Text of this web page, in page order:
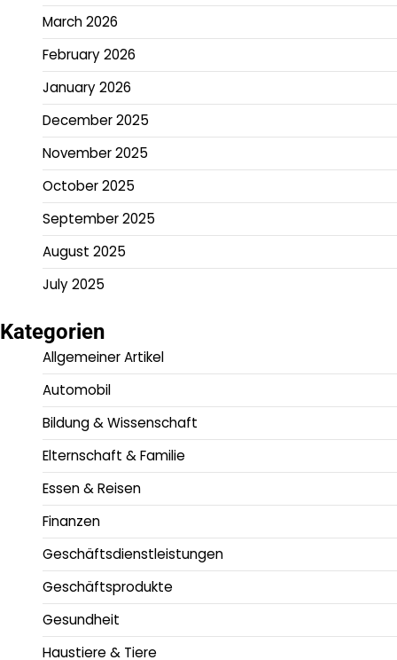
March 2026
February 2026
January 2026
December 2025
November 2025
October 2025
September 2025
August 2025
July 2025
Kategorien
Allgemeiner Artikel
Automobil
Bildung & Wissenschaft
Elternschaft & Familie
Essen & Reisen
Finanzen
Geschäftsdienstleistungen
Geschäftsprodukte
Gesundheit
Haustiere & Tiere